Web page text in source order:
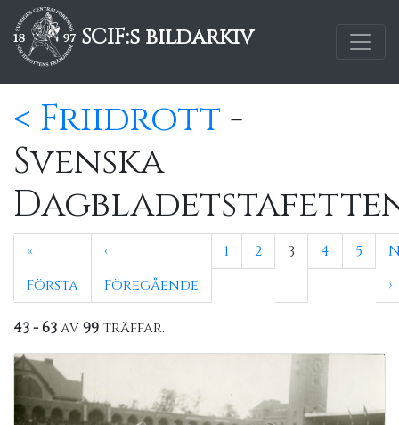
SCIF:s bildarkiv
< Friidrott -
Svenska
«
Första
‹
Föregående
1 2 3 4 5
›
43 - 63av99träffar.